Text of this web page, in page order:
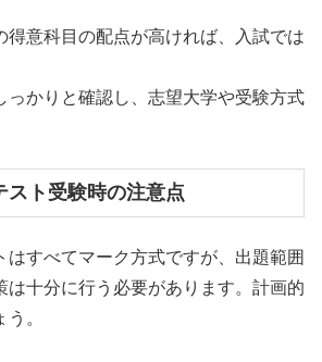
得意科目の配点が高ければ、入試では
っかりと確認し、志望大学や受験方式
スト受験時の注意点
はすべてマーク方式ですが、出題範囲
は十分に行う必要があります。計画的
。